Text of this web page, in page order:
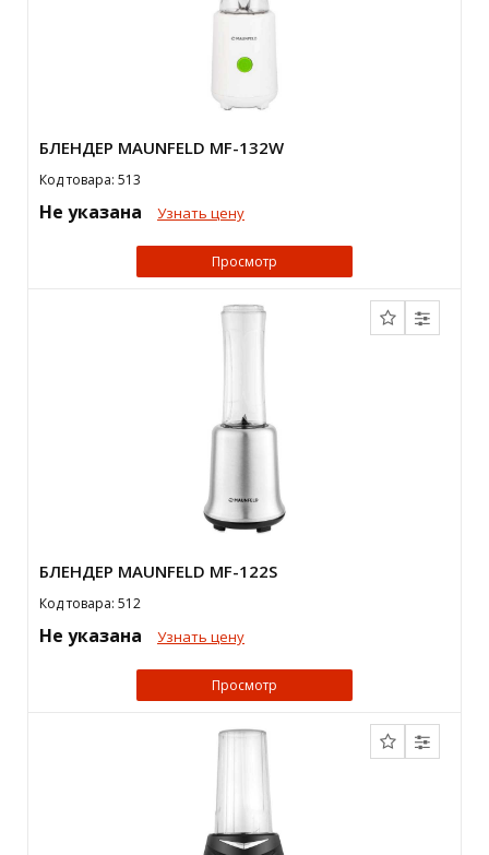
БЛЕНДЕР MAUNFELD MF-132W
Код товара: 513
Не указана Узнать цену
Просмотр
БЛЕНДЕР MAUNFELD MF-122S
Код товара: 512
Не указана Узнать цену
Просмотр